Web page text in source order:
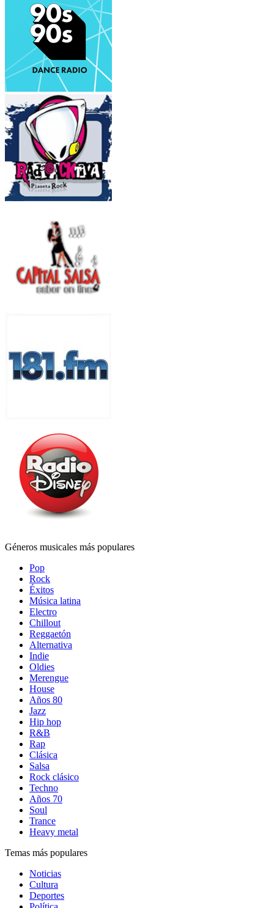
Géneros musicales más populares
Pop
Rock
Éxitos
Música latina
Electro
Chillout
Reggaetón
Alternativa
Indie
Oldies
Merengue
House
Años 80
Jazz
Hip hop
R&B
Rap
Clásica
Salsa
Rock clásico
Techno
Años 70
Soul
Trance
Heavy metal
Temas más populares
Noticias
Cultura
Deportes